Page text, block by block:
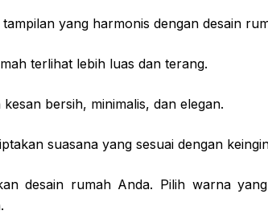
yang harmonis dengan desain
terlihat lebih luas dan terang.
bersih, minimalis, dan elegan.
suasana yang sesuai dengan
desain rumah Anda. Pilih warna